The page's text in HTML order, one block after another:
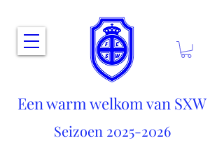
Een warm welkom van SXW
Seizoen 2025-2026